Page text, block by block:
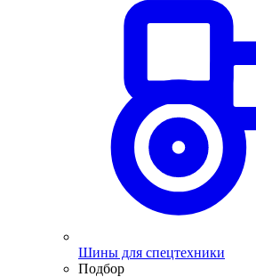
Шины для спецтехники
Подбор